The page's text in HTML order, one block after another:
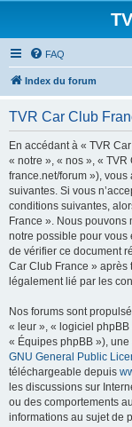
FAQ
Index du forum
TVR Car Club
En accédant à « TVR
« notre », « nos », «
france.net/forum »),
suivantes. Si vous
conditions suivantes,
France ». Nous pouvons
notre possible pour vous
de vérifier ce document
Car Club France » après
légalement lié par les
Nos forums sont
« leur », « logiciel
« Équipes phpBB »),
GNU General Public
téléchargeable depuis
les discussions sur
ou des comportements
informations au sujet de